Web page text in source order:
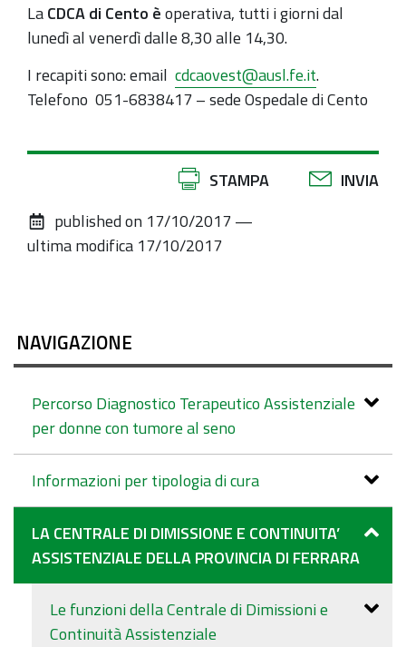
LaCDCA di Cento èoperativa, tutti i giorni dal
lunedì al venerdì dalle 8,30 alle 14,30.
I recapiti sono: email cdcaovest@ausl.fe.it.
Telefono 051-6838417 – sede Ospedale di Cento
documento
STAMPA
INVIA
published on 17/10/2017—
ultima modifica 17/10/2017
NAVIGAZIONE
Percorso Diagnostico Terapeutico Assistenziale
per donne con tumore al seno
Informazioni per tipologia di cura
LA CENTRALE DI DIMISSIONE E CONTINUITA’
ASSISTENZIALE DELLA PROVINCIA DI FERRARA
Le funzioni della Centrale di Dimissioni e
Continuità Assistenziale